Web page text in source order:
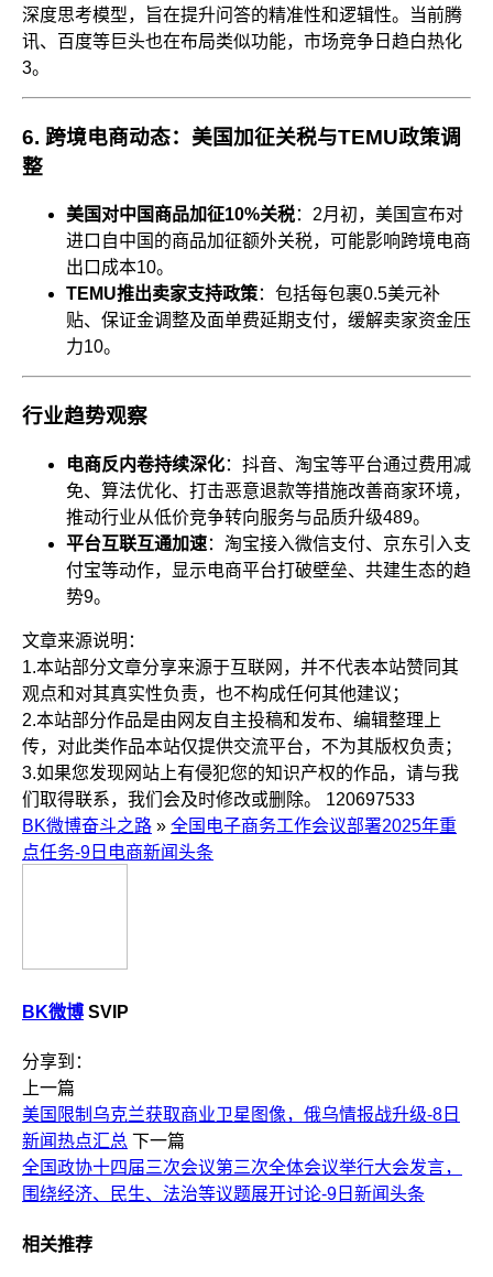
深度思考模型，旨在提升问答的精准性和逻辑性。当前腾
讯、百度等巨头也在布局类似功能，市场竞争日趋白热化
3。
6. 跨境电商动态：美国加征关税与TEMU政策调
整
美国对中国商品加征10%关税：2月初，美国宣布对
进口自中国的商品加征额外关税，可能影响跨境电商
出口成本10。
TEMU推出卖家支持政策：包括每包裹0.5美元补
贴、保证金调整及面单费延期支付，缓解卖家资金压
力10。
行业趋势观察
电商反内卷持续深化：抖音、淘宝等平台通过费用减
免、算法优化、打击恶意退款等措施改善商家环境，
推动行业从低价竞争转向服务与品质升级489。
平台互联互通加速：淘宝接入微信支付、京东引入支
付宝等动作，显示电商平台打破壁垒、共建生态的趋
势9。
文章来源说明：
1.本站部分文章分享来源于互联网，并不代表本站赞同其
观点和对其真实性负责，也不构成任何其他建议；
2.本站部分作品是由网友自主投稿和发布、编辑整理上
传，对此类作品本站仅提供交流平台，不为其版权负责；
3.如果您发现网站上有侵犯您的知识产权的作品，请与我
们取得联系，我们会及时修改或删除。
120697533
BK微博奋斗之路 » 全国电子商务工作会议部署2025年重
点任务-9日电商新闻头条
BK微博 SVIP
分享到：
上一篇
美国限制乌克兰获取商业卫星图像，俄乌情报战升级-8日
新闻热点汇总 下一篇
全国政协十四届三次会议第三次全体会议举行大会发言，
围绕经济、民生、法治等议题展开讨论-9日新闻头条
相关推荐